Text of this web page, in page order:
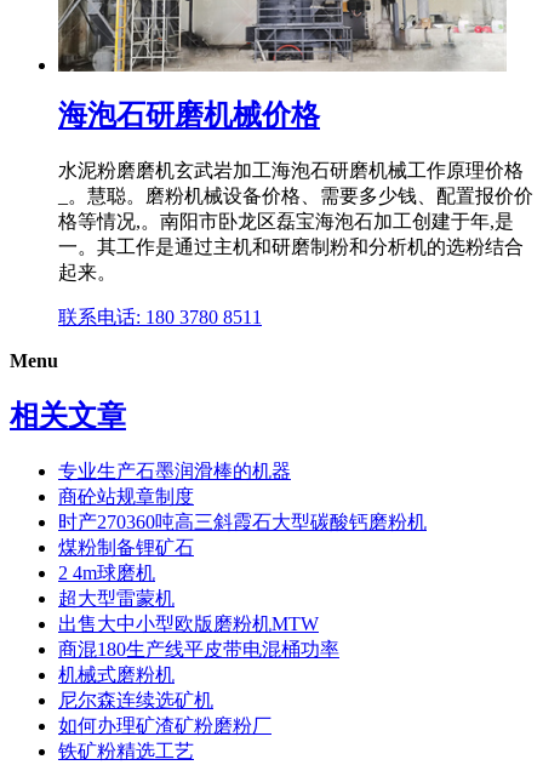
海泡石研磨机械价格
水泥粉磨磨机玄武岩加工海泡石研磨机械工作原理价格
_。慧聪。磨粉机械设备价格、需要多少钱、配置报价价
格等情况,。南阳市卧龙区磊宝海泡石加工创建于年,是
一。其工作是通过主机和研磨制粉和分析机的选粉结合
起来。
联系电话: 180 3780 8511
Menu
相关文章
专业生产石墨润滑棒的机器
商砼站规章制度
时产270360吨高三斜霞石大型碳酸钙磨粉机
煤粉制备锂矿石
2 4m球磨机
超大型雷蒙机
出售大中小型欧版磨粉机MTW
商混180生产线平皮带电混桶功率
机械式磨粉机
尼尔森连续选矿机
如何办理矿渣矿粉磨粉厂
铁矿粉精选工艺